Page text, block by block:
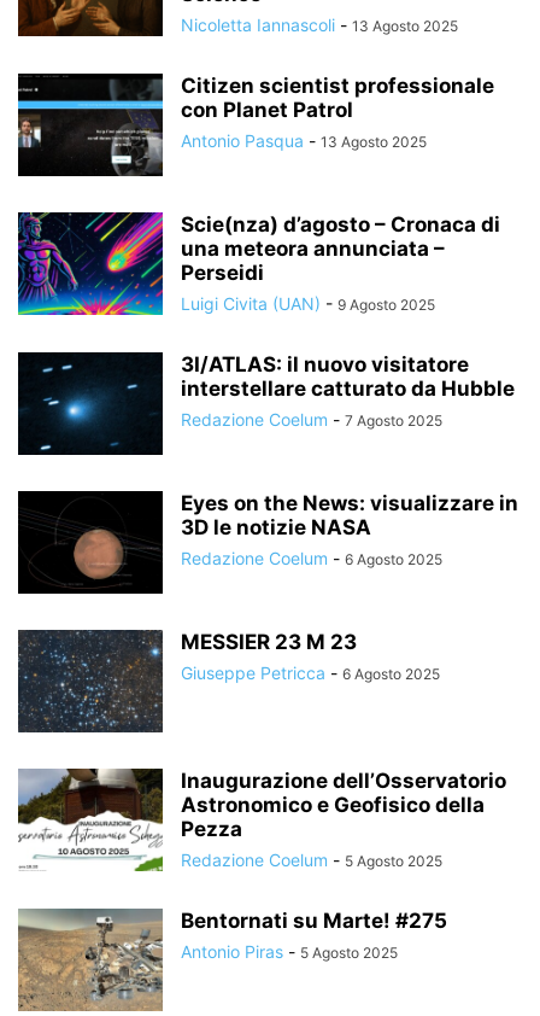
Nicoletta Iannascoli - 13 Agosto 2025
Citizen scientist professionale
con Planet Patrol
Antonio Pasqua - 13 Agosto 2025
Scie(nza) d’agosto – Cronaca di
una meteora annunciata –
Perseidi
Luigi Civita (UAN) - 9 Agosto 2025
3I/ATLAS: il nuovo visitatore
interstellare catturato da Hubble
Redazione Coelum - 7 Agosto 2025
Eyes on the News: visualizzare in
3D le notizie NASA
Redazione Coelum - 6 Agosto 2025
MESSIER 23 M 23
Giuseppe Petricca - 6 Agosto 2025
Inaugurazione dell’Osservatorio
Astronomico e Geofisico della
Pezza
Redazione Coelum - 5 Agosto 2025
Bentornati su Marte! #275
Antonio Piras - 5 Agosto 2025